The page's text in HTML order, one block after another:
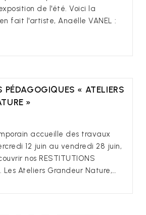
de l'été. Voici la
fait l'artiste, Anaëlle VANEL :
PÉDAGOGIQUES « ATELIERS
»
accueille des travaux
12 juin au vendredi 28 juin,
nos RESTITUTIONS
Les Ateliers Grandeur Nature,…